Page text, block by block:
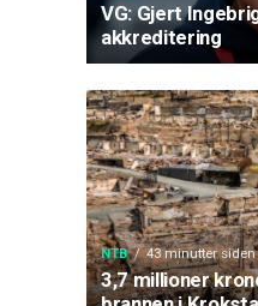
VG: Gjert
akkreditering
NTB 43 minutter siden
3,7 millioner